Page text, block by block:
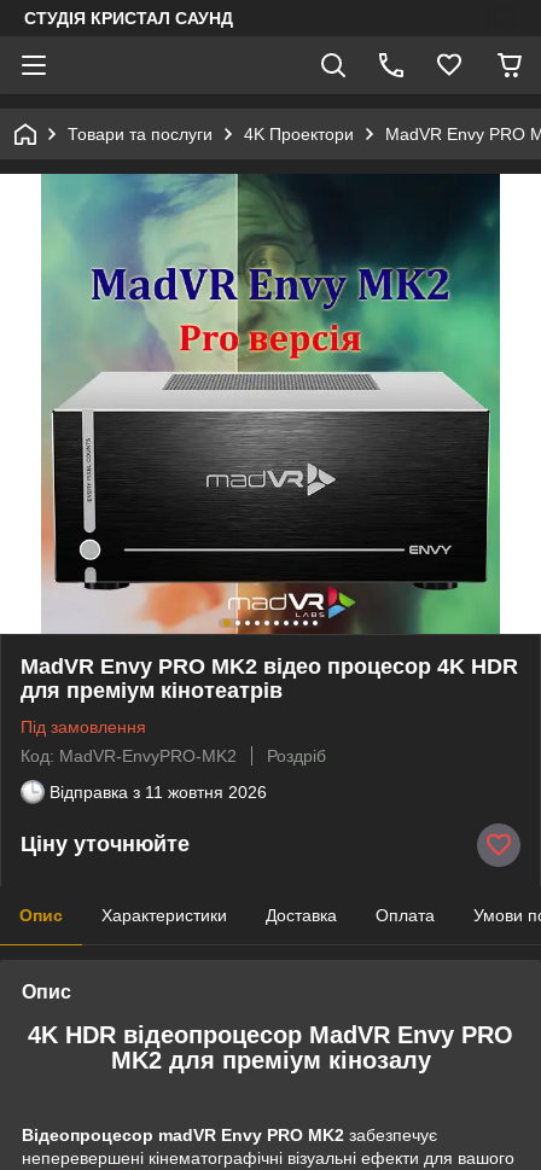
СТУДІЯ КРИСТАЛ САУНД
Товари та послуги 4K Проектори MadVR Envy PRO
MadVR Envy PRO MK2 відео процесор 4K HDR
для преміум кінотеатрів
Під замовлення
Код: MadVR-EnvyPRO-MK2
Роздріб
Відправка з 11 жовтня 2026
Ціну уточнюйте
Опис Характеристики Доставка Оплата Умови
Опис
4K HDR відеопроцесор MadVR Envy PRO
MK2 для преміум кінозалу
Відеопроцесор madVR Envy PRO MK2 забезпечує
неперевершені кінематографічні візуальні ефекти для вашого